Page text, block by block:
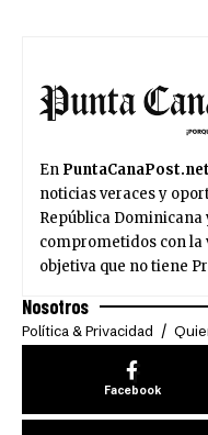
En PuntaCanaPost.net
noticias veraces y
República
comprometidos con la
objetiva que no tiene
Nosotros
Política & Privacidad
Facebook